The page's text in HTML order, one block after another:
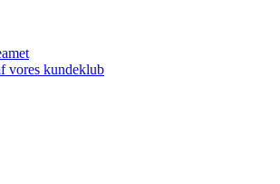
vores kundeklub